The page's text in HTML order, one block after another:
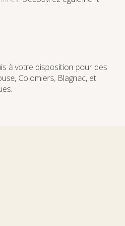
à votre disposition pour des
Colomiers, Blagnac, et